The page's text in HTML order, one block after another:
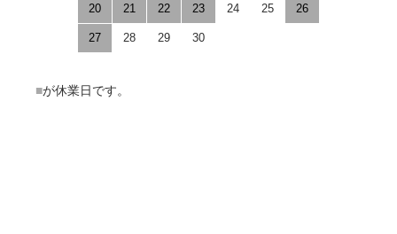
20 21 22 23 24 25 26
27 28 29 30
■が休業日です。